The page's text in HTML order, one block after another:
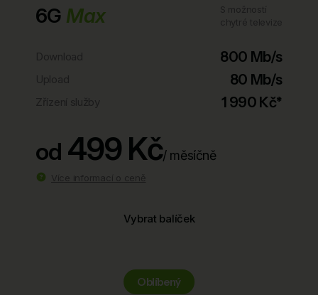
6G Max
800 Mb/s
80 Mb/s
1 990 Kč*
od 499 Kč/ měsíčně
Vybrat balíček
Oblíbený